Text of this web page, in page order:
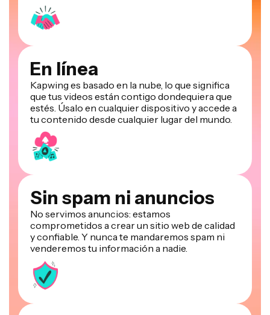
En línea
Kapwing es basado en la nube, lo que significa
que tus videos están contigo dondequiera que
estés. Úsalo en cualquier dispositivo y accede a
tu contenido desde cualquier lugar del mundo.
Sin spam ni anuncios
No servimos anuncios: estamos
comprometidos a crear un sitio web de calidad
y confiable. Y nunca te mandaremos spam ni
venderemos tu información a nadie.